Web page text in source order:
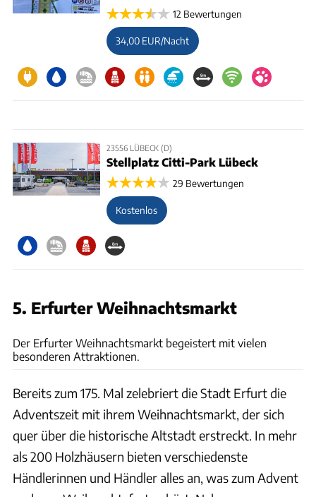
12 Bewertungen
34,00 EUR/Nacht
23556 LÜBECK (D)
Stellplatz Citti-Park Lübeck
29 Bewertungen
Kostenlos
5. Erfurter Weihnachtsmarktgettyimages/Juergen Sack
Der Erfurter Weihnachtsmarkt begeistert mit vielen
besonderen Attraktionen.
Bereits zum 175. Mal zelebriert die Stadt Erfurt die
Adventszeit mit ihrem Weihnachtsmarkt, der sich
quer über die historische Altstadt erstreckt. In mehr
als 200 Holzhäusern bieten verschiedenste
Händlerinnen und Händler alles an, was zum Advent